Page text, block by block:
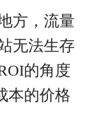
方，流量
无法生存
的角度
本的价格